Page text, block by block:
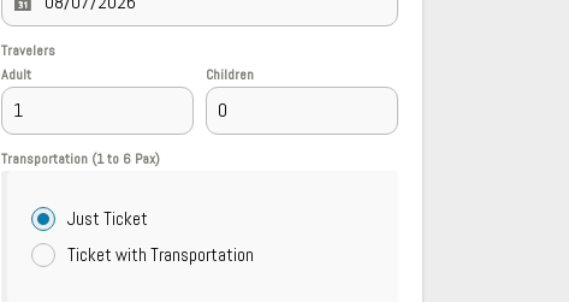
Travelers
Adult
Children
Transportation (1 to 6 Pax)
Just Ticket
Ticket with Transportation